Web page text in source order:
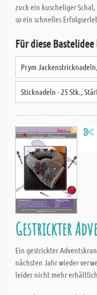
zuck ein kuscheliger
so ein schnelles
Für diese Bastelidee
Prym
Sticknadeln - 25 Stk.,
Gestrickter
Ein gestrickter
nächsten Jahr wieder
leider nicht mehr